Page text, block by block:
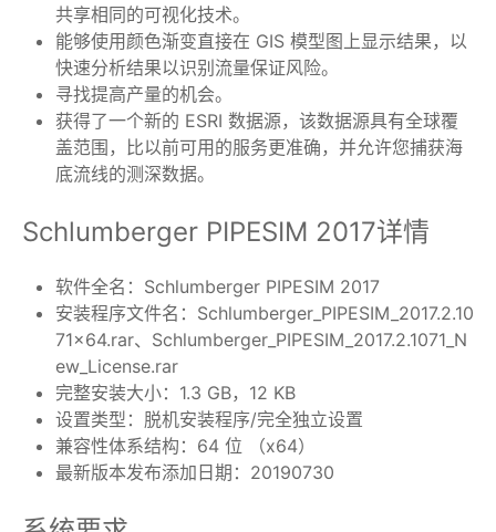
共享相同的可视化技术。
能够使用颜色渐变直接在 GIS 模型图上显示结果，以
快速分析结果以识别流量保证风险。
寻找提高产量的机会。
获得了一个新的 ESRI 数据源，该数据源具有全球覆
盖范围，比以前可用的服务更准确，并允许您捕获海
底流线的测深数据。
Schlumberger PIPESIM 2017详情
软件全名：Schlumberger PIPESIM 2017
安装程序文件名：Schlumberger_PIPESIM_2017.2.10
71×64.rar、Schlumberger_PIPESIM_2017.2.1071_N
ew_License.rar
完整安装大小：1.3 GB，12 KB
设置类型：脱机安装程序/完全独立设置
兼容性体系结构：64 位 （x64）
最新版本发布添加日期：20190730